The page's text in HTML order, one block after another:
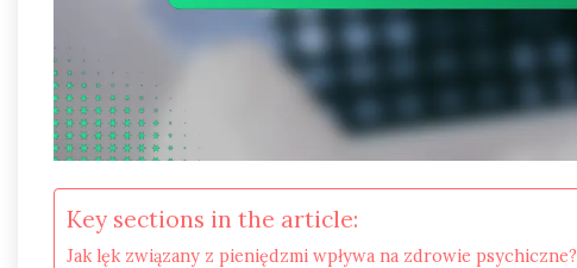
Key sections in the article:
Jak lęk związany z pieniędzmi wpływa na zdrowie psychiczne?